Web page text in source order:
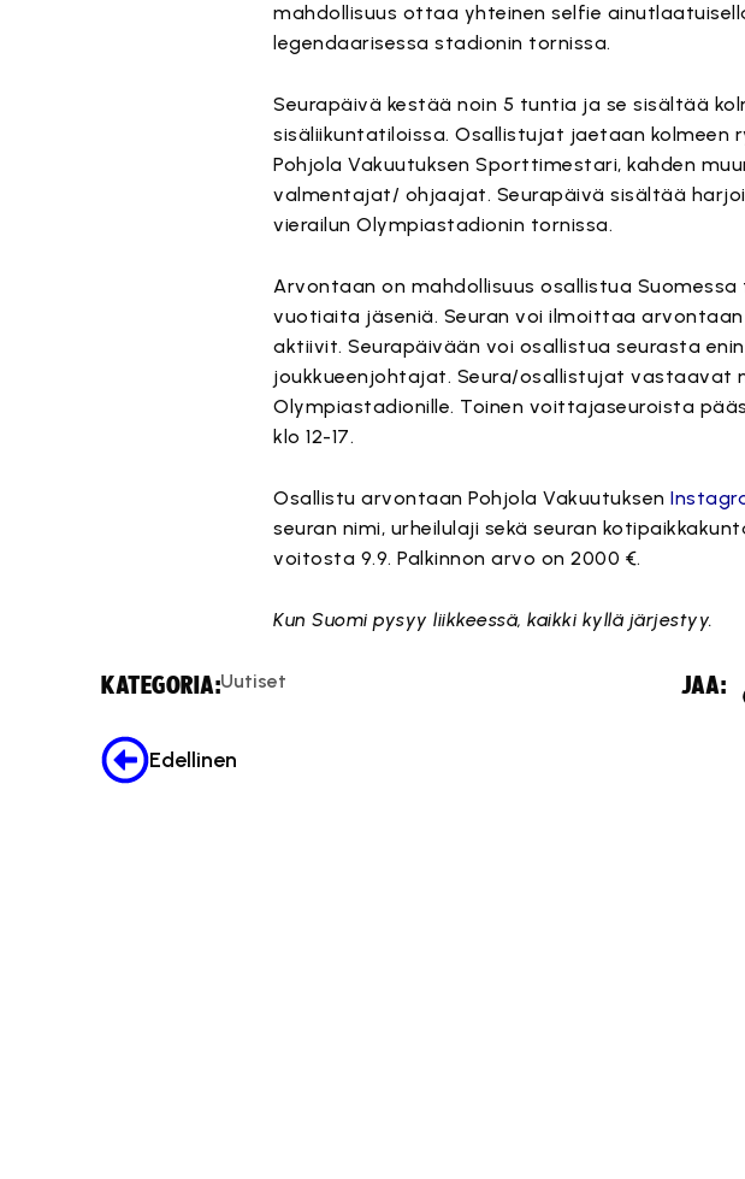
mahdollisuus ottaa yhteinen selfie
legendaarisessa stadionin tornissa.
Seurapäivä kestää noin 5 tuntia ja se sisältää
sisäliikuntatiloissa. Osallistujat jaetaan kolmeen
Pohjola Vakuutuksen Sporttimestari, kahden
valmentajat/ ohjaajat. Seurapäivä sisältää
vierailun Olympiastadionin tornissa.
Arvontaan on mahdollisuus osallistua
vuotiaita jäseniä. Seuran voi ilmoittaa
aktiivit. Seurapäivään voi osallistua seurasta
joukkueenjohtajat. Seura/osallistujat vastaavat
Olympiastadionille. Toinen voittajaseuroista
klo 12-17.
Osallistu arvontaan Pohjola Vakuutuksen
seuran nimi, urheilulaji sekä seuran
voitosta 9.9. Palkinnon arvo on 2000 €.
Kun Suomi pysyy liikkeessä, kaikki kyllä järjestyy.
KATEGORIA:Uutiset JAA:
Edellinen